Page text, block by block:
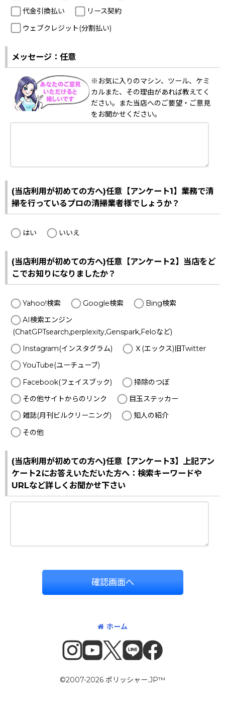
代金引換払い
リース契約
ウェブクレジット(分割払い)
メッセージ：任意
※お気に入りのマシン、ツール、ケミ
カルまた、その理由があれば教えてく
ださい。また当店へのご要望・ご意見
をお聞かせください。
(当店利用が初めての方へ)任意【アンケート1】業務で清
掃を行っているプロの清掃業者様でしょうか？
はい いいえ
(当店利用が初めての方へ)任意【アンケート2】当店をど
こでお知りになりましたか？
Yahoo!検索 Google検索
Bing検索
AI検索エンジン
(ChatGPTsearch,perplexity,Genspark,Feloなど)
Instagram(インスタグラム)
Ｘ(エックス)旧Twitter
YouTube(ユーチューブ)
Facebook(フェイスブック)
掃除のつぼ
その他サイトからのリンク
目玉ステッカー
雑誌(月刊ビルクリーニング)
知人の紹介
その他
(当店利用が初めての方へ)任意【アンケート3】上記アン
ケート2にお答えいただいた方へ：検索キーワードや
URLなど詳しくお聞かせ下さい
確認画面へ
ホーム
©2007-2026 ポリッシャー.JP™